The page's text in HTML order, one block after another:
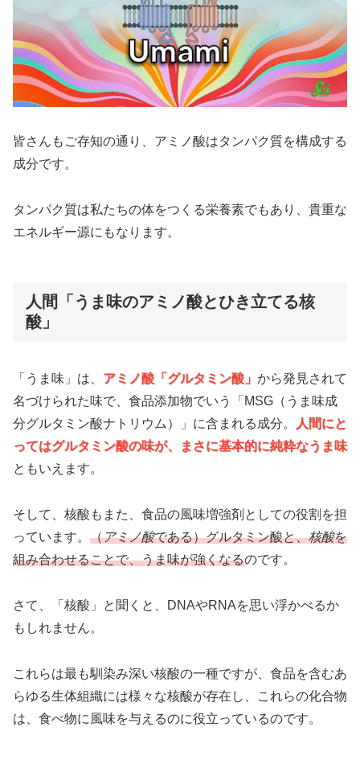
皆さんもご存知の通り、アミノ酸はタンパク質を構成する
成分です。
タンパク質は私たちの体をつくる栄養素でもあり、貴重な
エネルギー源にもなります。
人間「うま味のアミノ酸とひき立てる核
酸」
「うま味」は、 アミノ酸「グルタミン酸」 から発見されて
名づけられた味で、食品添加物でいう「MSG（うま味成
分グルタミン酸ナトリウム）」に含まれる成分。
人間にと
ってはグルタミン酸の味が、まさに基本的に純粋なうま味
ともいえます。
そして、核酸もまた、食品の風味増強剤としての役割を担
っています。 （アミノ酸である）グルタミン酸と、核酸を
組み合わせることで、うま味が強くなるのです。
さて、「核酸」と聞くと、DNAやRNAを思い浮かべるか
もしれません。
これらは最も馴染み深い核酸の一種ですが、食品を含むあ
らゆる生体組織には様々な核酸が存在し、これらの化合物
は、食べ物に風味を与えるのに役立っているのです。